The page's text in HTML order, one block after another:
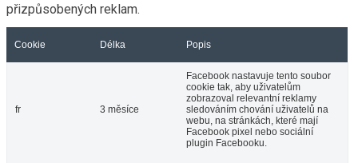
přizpůsobených reklam.
Cookie Délka Popis
fr 3 měsíce
Facebook nastavuje tento soubor
cookie tak, aby uživatelům
zobrazoval relevantní reklamy
sledováním chování uživatelů na
webu, na stránkách, které mají
Facebook pixel nebo sociální
plugin Facebooku.